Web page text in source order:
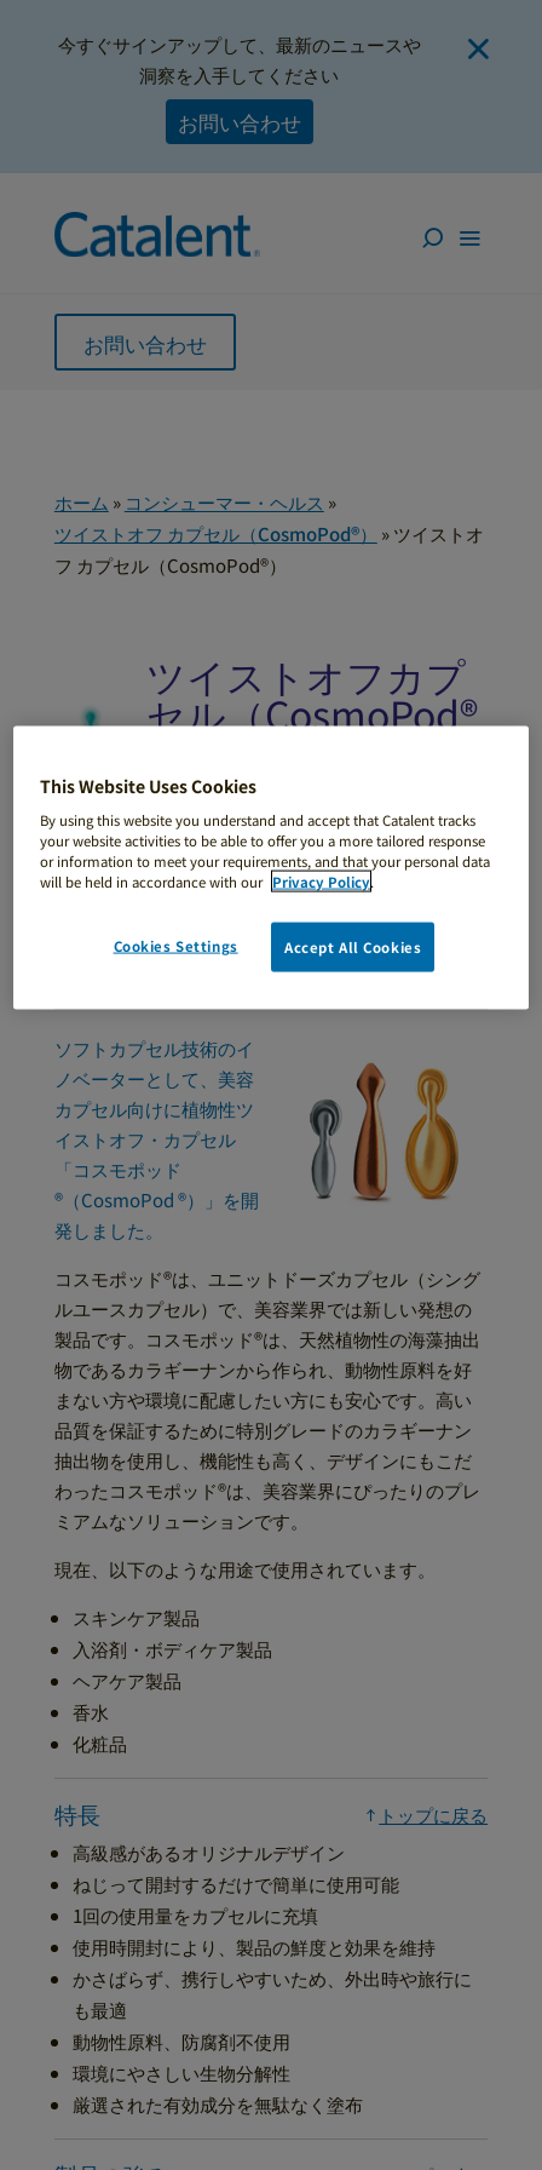
今すぐサインアップして、最新のニュースや
洞察を入手してください
お問い合わせ
お問い合わせ
ホーム » コンシューマー・ヘルス »
ツイストオフ カプセル（CosmoPod®）
»ツイストオ
フ カプセル（CosmoPod®）
ツイストオフカプ
セル（CosmoPod®
Capsule）
100% 植物性美容カプセル
製品の強み 独自技術とノウハウ
ソフトカプセル技術のイ
ノベーターとして、美容
カプセル向けに植物性ツ
イストオフ・カプセル
「コスモポッド
®（CosmoPod ®）」を開
発しました。
コスモポッド®は、ユニットドーズカプセル（シング
ルユースカプセル）で、美容業界では新しい発想の
製品です。コスモポッド®は、天然植物性の海藻抽出
物であるカラギーナンから作られ、動物性原料を好
まない方や環境に配慮したい方にも安心です。高い
品質を保証するために特別グレードのカラギーナン
抽出物を使用し、機能性も高く、デザインにもこだ
わったコスモポッド®は、美容業界にぴったりのプレ
ミアムなソリューションです。
現在、以下のような用途で使用されています。
スキンケア製品
入浴剤・ボディケア製品
ヘアケア製品
香水
化粧品
トップに戻る
特長
高級感があるオリジナルデザイン
ねじって開封するだけで簡単に使用可能
1回の使用量をカプセルに充填
使用時開封により、製品の鮮度と効果を維持
かさばらず、携行しやすいため、外出時や旅行に
も最適
動物性原料、防腐剤不使用
環境にやさしい生物分解性
厳選された有効成分を無駄なく塗布
This Website Uses Cookies
By using this website you understand and accept that Catalent tracks
your website activities to be able to offer you a more tailored response
or information to meet your requirements, and that your personal data
will be held in accordance with our Privacy Policy.
Cookies Settings Accept All Cookies